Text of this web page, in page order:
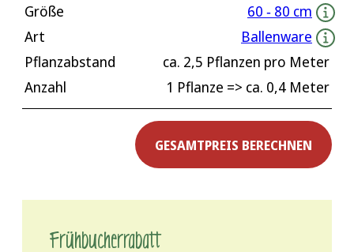
Größe
60 ‐ 80 cm
Art
Ballenware
Pflanzabstand
ca. 2,5 Pflanzen pro Meter
Anzahl
1 Pflanze => ca. 0,4 Meter
GESAMTPREIS BERECHNEN
Frühbucher­rabatt